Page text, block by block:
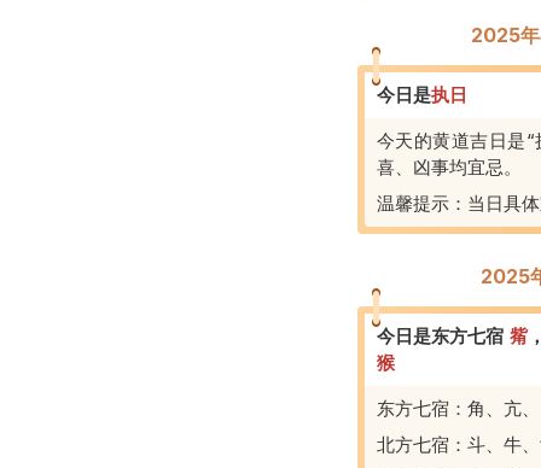
2025
今日是执 日
今天的黄道吉日是
喜、凶事均宜忌。
温馨提示：当日具
2025
今日是东方七宿 觜
猴
东方七宿：角、亢
北方七宿：斗、牛